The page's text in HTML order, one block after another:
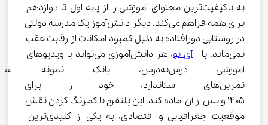
به باکیفیت‌ترین محتوای آموزشی را از پایه اول تا دوازدهم
برای همه فراهم می‌کند. دیگر دانش‌آموز یک مدرسه دولتی
در روستایی دورافتاده به دلیل کمبود امکانات از رقابت عقب
نمی‌ماند. با
آی نو
، هر دانش‌آموزی می‌تواند با ویدیوهای
آموزشی درس‌به‌درس، بانک
تمرین‌های استاندارد، خود را
۱۴۰۵ و پس از آن آماده کند. این پلتفرم با کمرنگ کردن نقش
موقعیت جغرافیایی و اقتصادی، به یکی از کلیدی‌ترین